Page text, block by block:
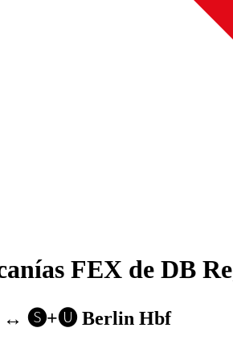
FEX de DB
↔︎ 🅢+🅤 Berlin Hbf